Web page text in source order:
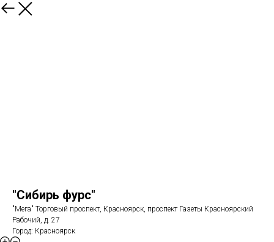
"Сибирь фурс"
"Мега" Торговый проспект, Красноярск, проспект Газеты Красноярский
Рабочий, д. 27
Город: Красноярск